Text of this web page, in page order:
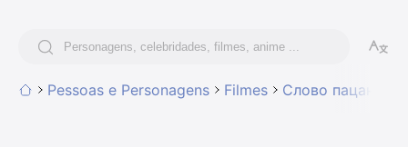
Pessoas e Personagens Filmes Слово пацана.